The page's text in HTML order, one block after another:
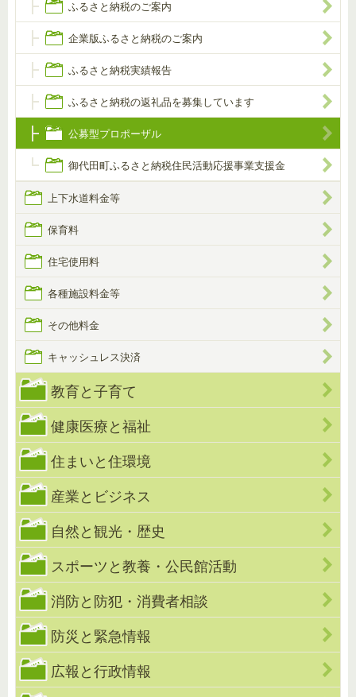
ふるさと納税のご案内
企業版ふるさと納税のご案内
ふるさと納税実績報告
ふるさと納税の返礼品を募集しています
公募型プロポーザル
御代田町ふるさと納税住民活動応援事業支援金
上下水道料金等
保育料
住宅使用料
各種施設料金等
その他料金
キャッシュレス決済
教育と子育て
健康医療と福祉
住まいと住環境
産業とビジネス
自然と観光・歴史
スポーツと教養・公民館活動
消防と防犯・消費者相談
防災と緊急情報
広報と行政情報